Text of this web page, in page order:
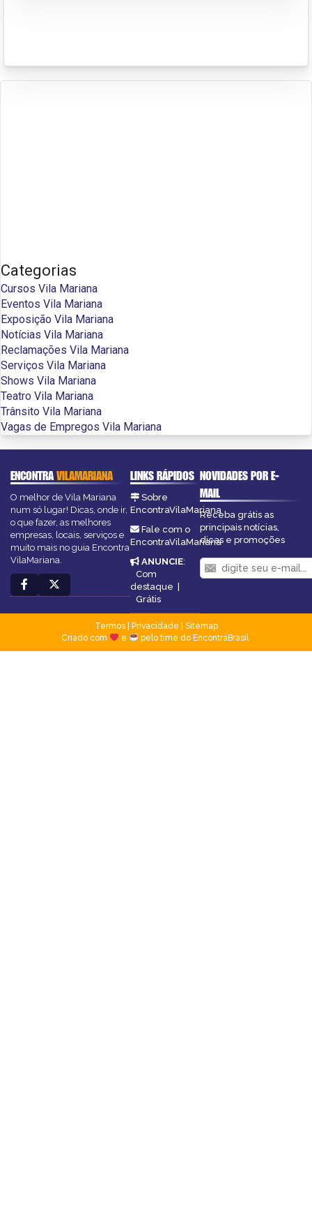
Categorias
Cursos Vila Mariana
Eventos Vila Mariana
Exposição Vila Mariana
Notícias Vila Mariana
Reclamações Vila Mariana
Serviços Vila Mariana
Shows Vila Mariana
Teatro Vila Mariana
Trânsito Vila Mariana
Vagas de Empregos Vila Mariana
ENCONTRAVILAMARIANA
O melhor de Vila Mariana
num só lugar! Dicas, onde ir,
o que fazer, as melhores
empresas, locais, serviços e
muito mais no guia Encontra
VilaMariana.
LINKS RÁPIDOS
Sobre
EncontraVilaMariana
Fale com o
EncontraVilaMariana
ANUNCIE:
Com
destaque |
Grátis
NOVIDADES POR E-
MAIL
Receba grátis as
principais notícias,
dicas e promoções
Termos| Privacidade
Sitemap
Criado com
e pelo time do EncontraBrasil